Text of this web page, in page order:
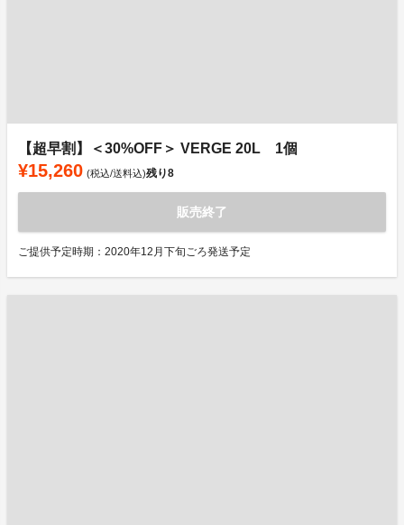
【超早割】＜30%OFF＞ VERGE 20L 1個
¥15,260 (税込/送料込)残り8
販売終了
ご提供予定時期：2020年12月下旬ごろ発送予定